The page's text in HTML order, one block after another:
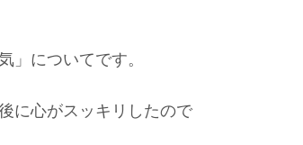
」についてです。
に心がスッキリしたので